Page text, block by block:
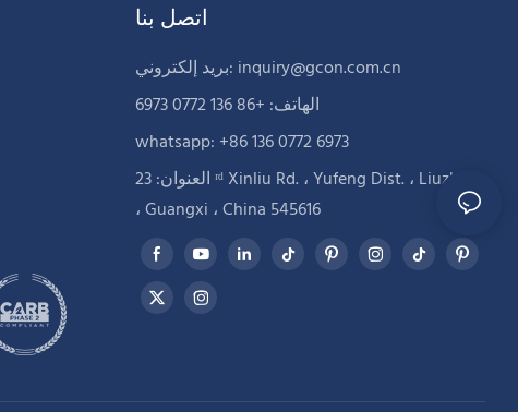
اتصل بنا
بريد إلكتروني: inquiry@gcon.com.cn
الهاتف: +86 136 0772 6973
whatsapp: +86 136 0772 6973
العنوان: 23 ʳᵈ Xinliu Rd. ، Yufeng Dist. ، Liuzhou
، Guangxi ، China 545616